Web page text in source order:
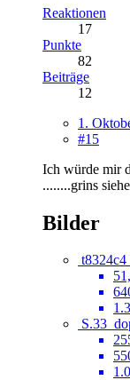
Reaktionen
17
Punkte
82
Beiträge
12
1.
#15
Ich würde mir
........grins
Bilder